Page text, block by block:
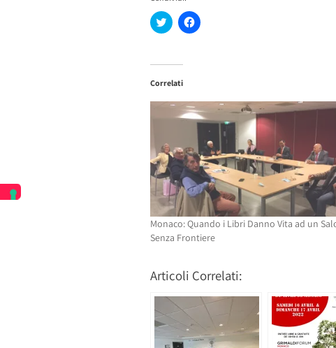
Fai
clic
su
(Si
in
una
nuova
finestra)
Fai
clic
una
nuova
finestra)
Correlati
Monaco: Quando i Libri Danno Vita ad un
Senza Frontiere
Articoli Correlati: